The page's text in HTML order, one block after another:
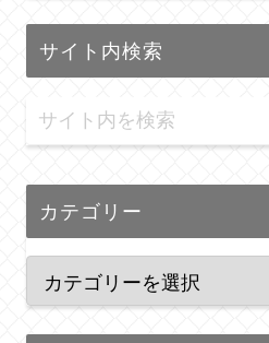
サイト内検索
カテゴリー